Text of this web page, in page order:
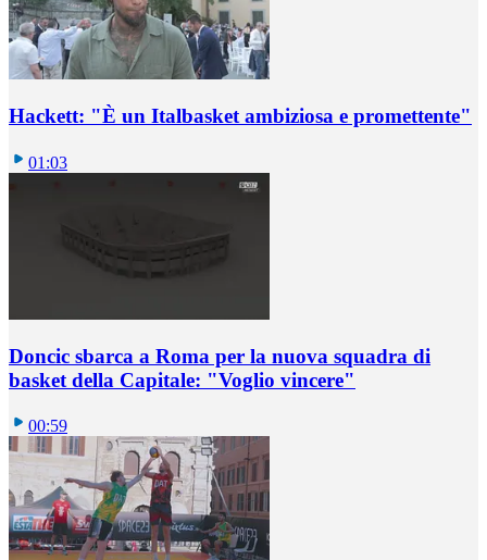
Hackett: "È un Italbasket ambiziosa e promettente"
01:03
Doncic sbarca a Roma per la nuova squadra di
basket della Capitale: "Voglio vincere"
00:59